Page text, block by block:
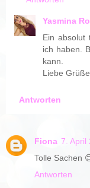
Yasmina
Ein absolut
ich haben.
kann.
Liebe Grüße
Antworten
Fiona 7. April
Tolle Sachen
Antworten